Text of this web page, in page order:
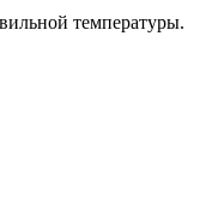
температуры.